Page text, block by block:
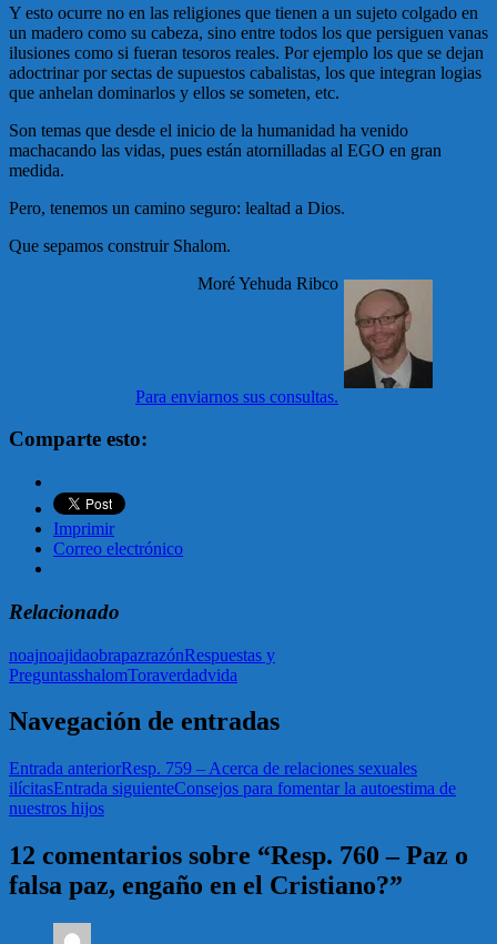
Y esto ocurre no en las religiones que tienen a un sujeto colgado en
un madero como su cabeza, sino entre todos los que persiguen vanas
ilusiones como si fueran tesoros reales. Por ejemplo los que se dejan
adoctrinar por sectas de supuestos cabalistas, los que integran logias
que anhelan dominarlos y ellos se someten, etc.
Son temas que desde el inicio de la humanidad ha venido
machacando las vidas, pues están atornilladas al EGO en gran
medida.
Pero, tenemos un camino seguro: lealtad a Dios.
Que sepamos construir Shalom.
Moré Yehuda Ribco
Para enviarnos sus consultas.
Comparte esto:
Imprimir
Correo electrónico
Relacionado
noajnoajidaobrapazrazónRespuestas y
PreguntasshalomToraverdadvida
Navegación de entradas
Entrada anteriorResp. 759 – Acerca de relaciones sexuales
ilícitasEntrada siguienteConsejos para fomentar la autoestima de
nuestros hijos
12 comentarios sobre “Resp. 760 – Paz o
falsa paz, engaño en el Cristiano?”